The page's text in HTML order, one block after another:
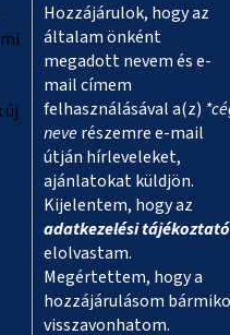
új
Hozzájárulok, hogy az
általam önként
megadott nevem és e-
mail címem
felhasználásával a(z)
neverészemre e-mail
útján hírleveleket,
ajánlatokat küldjön.
Kijelentem, hogy az
adatkezelési
elolvastam.
Megértettem, hogy a
hozzájárulásom
visszavonhatom.